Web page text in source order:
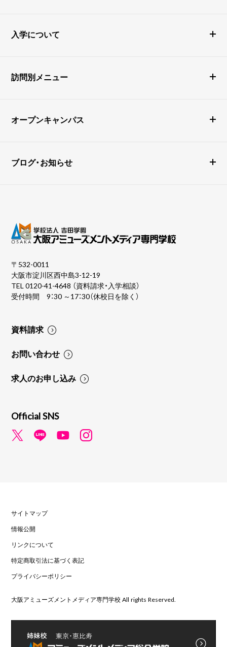
入学について
訪問別メニュー
オープンキャンパス
ブログ・お知らせ
〒532-0011
大阪市淀川区西中島3-12-19
TEL0120-41-4648 （資料請求・入学相談）
受付時間 9：30 ～17：30（休校日を除く）
資料請求
お問い合わせ
求人のお申し込み
Official SNS
サイトマップ
情報公開
リンクについて
特定商取引法に基づく表記
プライバシーポリシー
大阪アミューズメントメディア専門学校 All rights Reserved.